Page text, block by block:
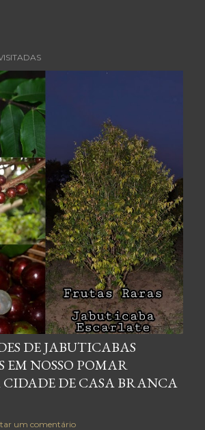
DE JABUTICABAS
EM NOSSO POMAR
CIDADE DE CASA BRANCA
um comentário